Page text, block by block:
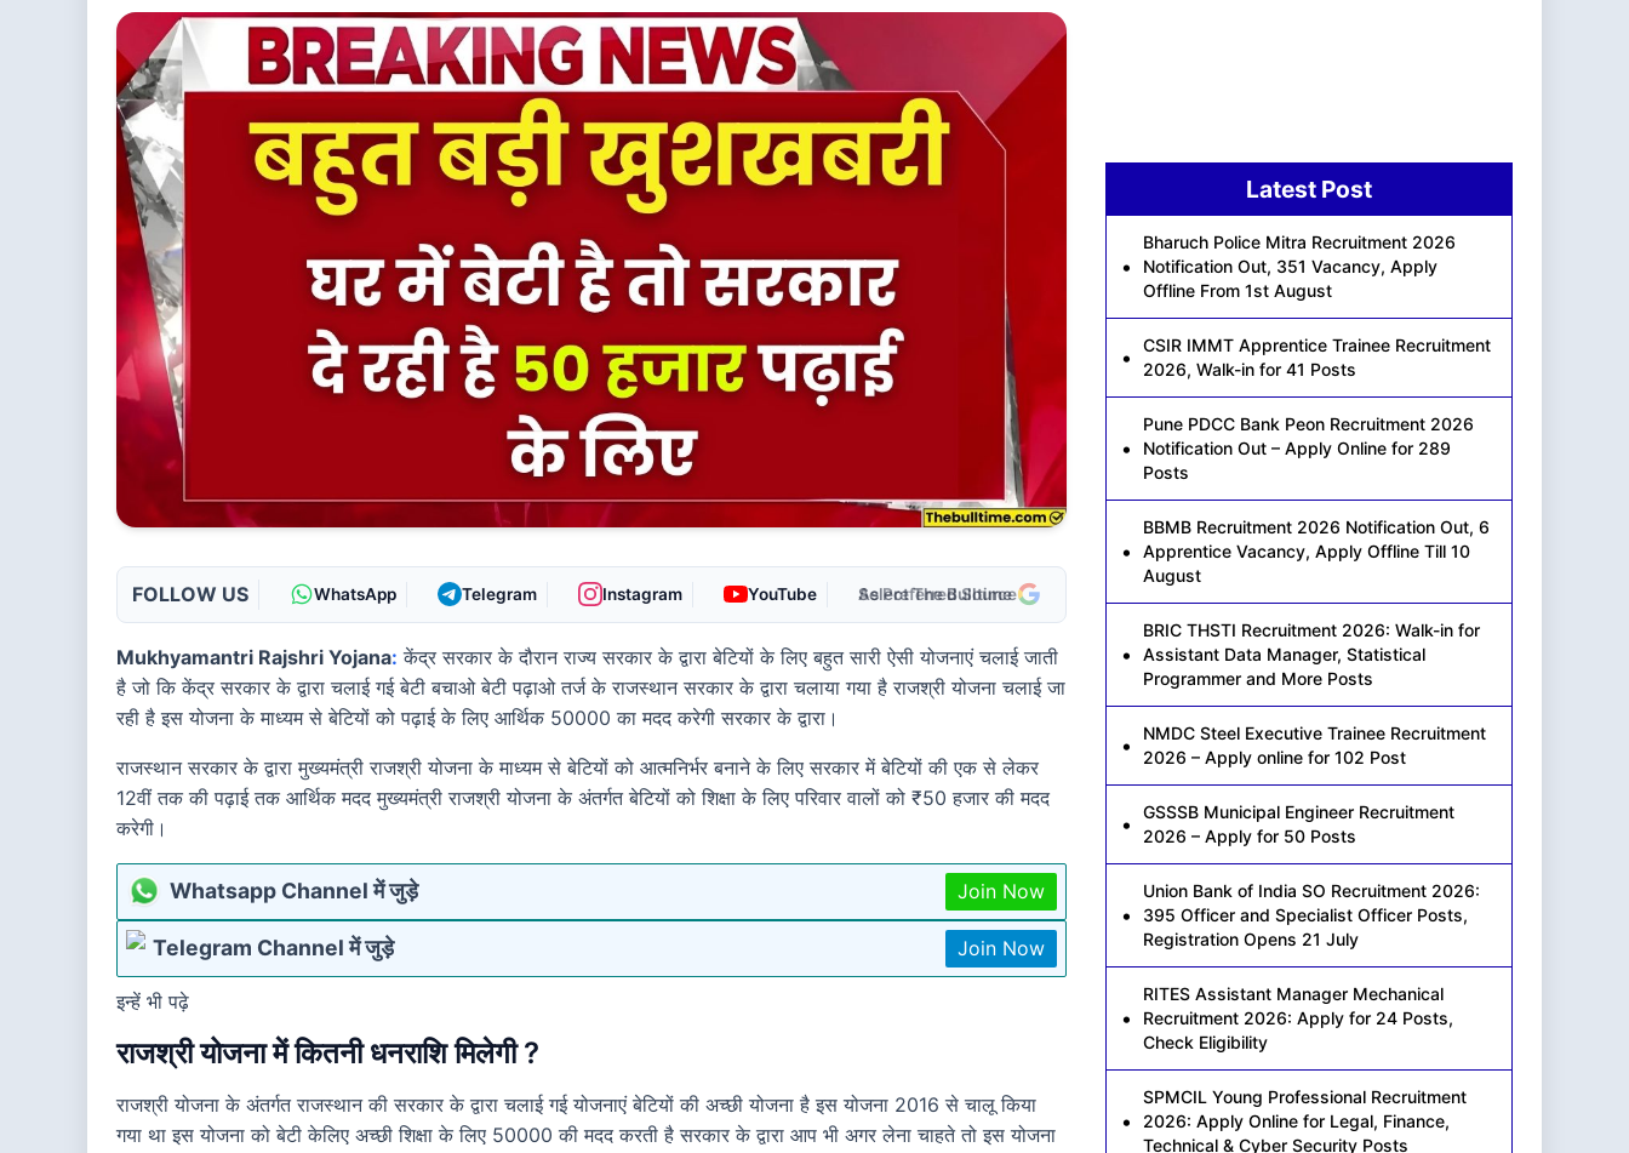
FOLLOW US WhatsApp Telegram Instagram YouTube As Preferred Source
Mukhyamantri Rajshri Yojana: केंद्र सरकार के दौरान राज्य सरकार के द्वारा बेटियों के लिए बहुत सारी ऐसी योजनाएं चलाई जाती
है जो कि केंद्र सरकार के द्वारा चलाई गई बेटी बचाओ बेटी पढ़ाओ तर्ज के राजस्थान सरकार के द्वारा चलाया गया है राजश्री योजना चलाई जा
रही है इस योजना के माध्यम से बेटियों को पढ़ाई के लिए आर्थिक 50000 का मदद करेगी सरकार के द्वारा।
राजस्थान सरकार के द्वारा मुख्यमंत्री राजश्री योजना के माध्यम से बेटियों को आत्मनिर्भर बनाने के लिए सरकार में बेटियों की एक से लेकर
12वीं तक की पढ़ाई तक आर्थिक मदद मुख्यमंत्री राजश्री योजना के अंतर्गत बेटियों को शिक्षा के लिए परिवार वालों को ₹50 हजार की मदद
करेगी।
Whatsapp Channel में जुड़े Join Now
Telegram Channel में जुड़े Join Now
इन्हें भी पढ़े
राजश्री योजना में कितनी धनराशि मिलेगी ?
राजश्री योजना के अंतर्गत राजस्थान की सरकार के द्वारा चलाई गई योजनाएं बेटियों की अच्छी योजना है इस योजना 2016 से चालू किया
गया था इस योजना को बेटी केलिए अच्छी शिक्षा के लिए 50000 की मदद करती है सरकार के द्वारा आप भी अगर लेना चाहते तो इस योजना
Latest Post
Bharuch Police Mitra Recruitment 2026
Notification Out, 351 Vacancy, Apply
Offline From 1st August
CSIR IMMT Apprentice Trainee Recruitment
2026, Walk-in for 41 Posts
Pune PDCC Bank Peon Recruitment 2026
Notification Out – Apply Online for 289
Posts
BBMB Recruitment 2026 Notification Out, 6
Apprentice Vacancy, Apply Offline Till 10
August
BRIC THSTI Recruitment 2026: Walk-in for
Assistant Data Manager, Statistical
Programmer and More Posts
NMDC Steel Executive Trainee Recruitment
2026 – Apply online for 102 Post
GSSSB Municipal Engineer Recruitment
2026 – Apply for 50 Posts
Union Bank of India SO Recruitment 2026:
395 Officer and Specialist Officer Posts,
Registration Opens 21 July
RITES Assistant Manager Mechanical
Recruitment 2026: Apply for 24 Posts,
Check Eligibility
SPMCIL Young Professional Recruitment
2026: Apply Online for Legal, Finance,
Technical & Cyber Security Posts